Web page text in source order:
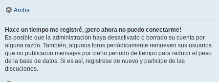
Arriba
Hace un tiempo me registré, ¡pero ahora no puedo conectarme!
Es posible que la administración haya desactivado o borrado su cuenta por
alguna razón. También, algunos foros periódicamente remueven sus usuarios
que no publicaron mensajes por cierto periodo de tiempo para reducir el peso
de la base de datos. Si es así, registrese de nuevo y participe de las
discuciones.